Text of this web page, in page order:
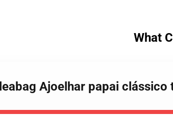
What
Ajoelhar papai clássico